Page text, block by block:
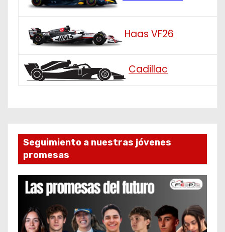
Haas VF26
Cadillac
Seguimiento a nuestras jóvenes
promesas